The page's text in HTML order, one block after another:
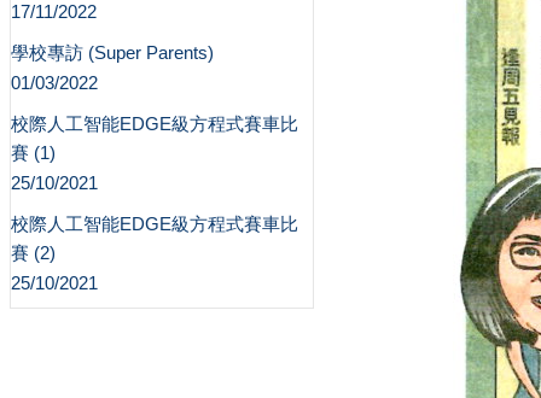
17/11/2022
學校專訪 (Super Parents)
01/03/2022
校際人工智能EDGE級方程式賽車比
賽 (1)
25/10/2021
校際人工智能EDGE級方程式賽車比
賽 (2)
25/10/2021